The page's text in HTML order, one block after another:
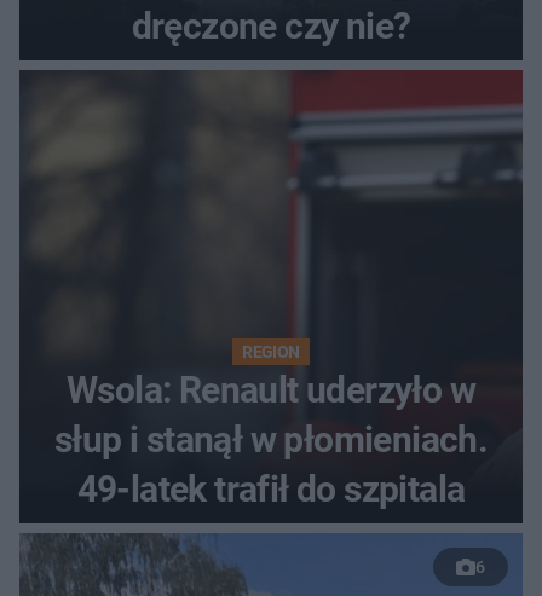
dręczone czy nie?
REGION
Wsola: Renault uderzyło w
słup i stanął w płomieniach.
49-latek trafił do szpitala
6